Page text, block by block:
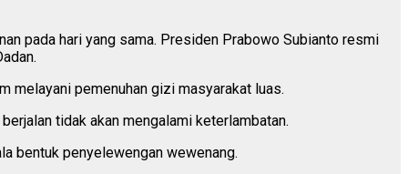
pada hari yang sama. Presiden Prabowo Subianto resmi
melayani pemenuhan gizi masyarakat luas.
tidak akan mengalami keterlambatan.
bentuk penyelewengan wewenang.